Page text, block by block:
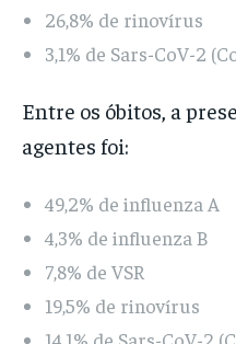
26,8% de rinovírus
3,1% de Sars-CoV-2
Entre os óbitos, a
agentes foi:
49,2% de influenza A
4,3% de influenza B
7,8% de VSR
19,5% de rinovírus